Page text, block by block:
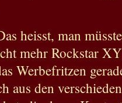
heisst, man
mehr Rockstar
Werbefritzen
aus den